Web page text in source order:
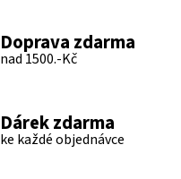
Doprava zdarma
nad 1500.-Kč
Dárek zdarma
ke každé objednávce